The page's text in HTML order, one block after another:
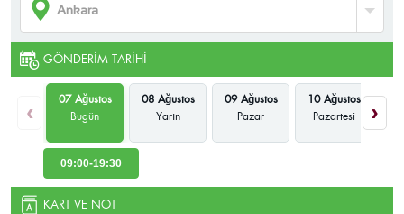
GÖNDERIM TARIHI
‹
07 Ağustos
Bugün
08 Ağustos
Yarın
09 Ağustos
Pazar
10 Ağustos
Pazartesi
›
09:00-19:30
KART VE NOT